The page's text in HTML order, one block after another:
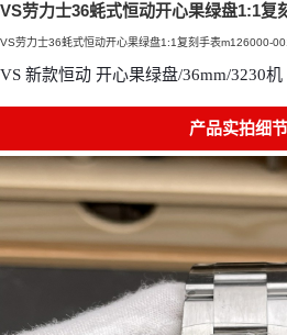
VS劳力士36蚝式恒动开心果绿盘1:1复
VS劳力士36蚝式恒动开心果绿盘1:1复刻手表m126000-
VS 新款恒动 开心果绿盘/36mm/3230机
产品实拍细